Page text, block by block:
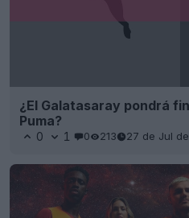
¿El Galatasaray pondrá
Puma?
0 1 0 213 27 de Jul